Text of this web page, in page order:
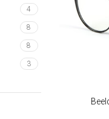
4
8
8
3
LEES VERDER